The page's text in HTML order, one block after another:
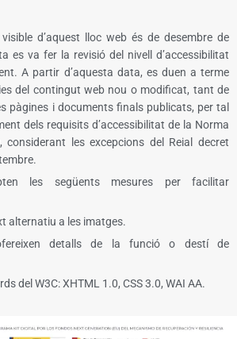
d’aquest lloc web és de desembre de
es va fer la revisió del nivell d’accessibilitat
A partir d’aquesta data, es duen a terme
del contingut web nou o modificat, tant de
pàgines i documents finals publicats, per tal
dels requisits d’accessibilitat de la Norma
considerant les excepcions del Reial decret
les següents mesures per facilitar
alternatiu a les imatges.
detalls de la funció o destí de
del W3C: XHTML 1.0, CSS 3.0, WAI AA.